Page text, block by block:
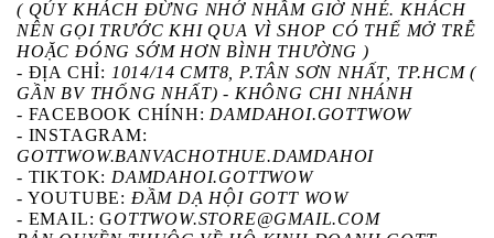
( QÚY KHÁCH ĐỪNG NHỚ NHẦM GIỜ NHÉ. KHÁCH
NÊN GỌI TRƯỚC KHI QUA VÌ SHOP CÓ THỂ MỞ TRỄ
HOẶC ĐÓNG SỚM HƠN BÌNH THƯỜNG )
- ĐỊA CHỈ: 1014/14 CMT8, P.TÂN SƠN NHẤT, TP.HCM (
GẦN BV THỐNG NHẤT) - KHÔNG CHI NHÁNH
- FACEBOOK CHÍNH: DAMDAHOI.GOTTWOW
- INSTAGRAM:
GOTTWOW.BANVACHOTHUE.DAMDAHOI
- TIKTOK: DAMDAHOI.GOTTWOW
- YOUTUBE: ĐẦM DẠ HỘI GOTT WOW
- EMAIL: GOTTWOW.STORE@GMAIL.COM